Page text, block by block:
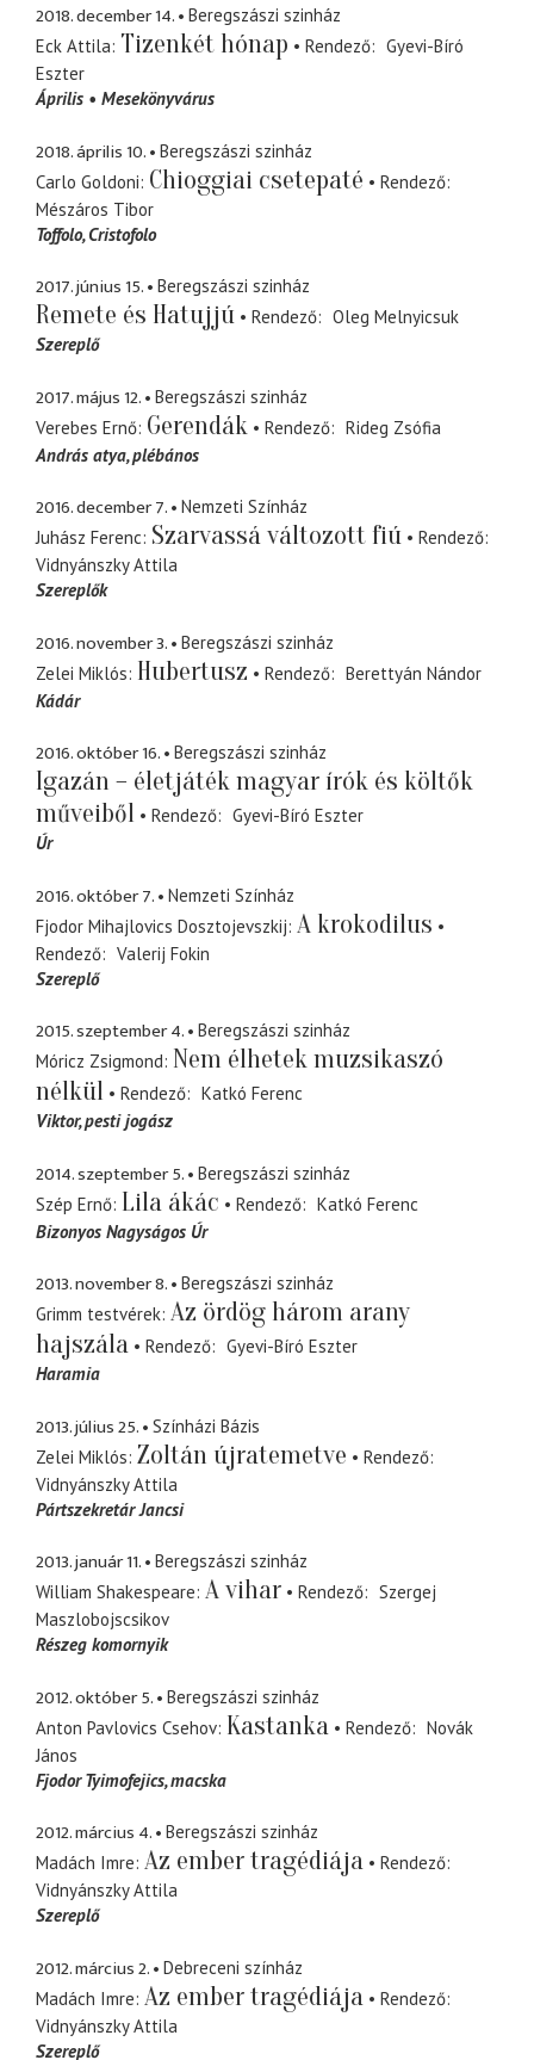
2018. december 14.
Beregszászi szinház
Eck Attila Tizenkét hónap Rendező
Gyevi-Bíró
Eszter
Április
Mesekönyvárus
2018. április 10.
Beregszászi szinház
Carlo Goldoni Chioggiai csetepaté
Rendező
Mészáros Tibor
Toffolo Cristofolo
2017. június 15. Beregszászi szinház
Remete és Hatujjú Rendező
Oleg Melnyicsuk
Szereplő
2017. május 12.
Beregszászi szinház
Verebes Ernő Gerendák Rendező
Rideg Zsófia
András atya plébános
2016. december 7.
Nemzeti Színház
Juhász Ferenc Szarvassá változott fiú
Rendező
Vidnyánszky Attila
Szereplők
2016. november 3.
Beregszászi szinház
Zelei Miklós Hubertusz Rendező
Berettyán Nándor
Kádár
2016. október 16. Beregszászi szinház
Igazán – életjáték magyar írók és költők
műveiből
Rendező
Gyevi-Bíró Eszter
Úr
2016. október 7.
Nemzeti Színház
Fjodor Mihajlovics Dosztojevszkij A krokodilus
Rendező
Valerij Fokin
Szereplő
2015. szeptember 4.
Beregszászi szinház
Móricz Zsigmond Nem élhetek muzsikaszó
nélkül
Rendező
Katkó Ferenc
Viktor pesti jogász
2014. szeptember 5.
Beregszászi szinház
Szép Ernő Lila ákác Rendező
Katkó Ferenc
Bizonyos Nagyságos Úr
2013. november 8.
Beregszászi szinház
Grimm testvérek Az ördög három arany
hajszála
Rendező
Gyevi-Bíró Eszter
Haramia
2013. július 25.
Színházi Bázis
Zelei Miklós Zoltán újratemetve
Rendező
Vidnyánszky Attila
Pártszekretár Jancsi
2013. január 11.
Beregszászi szinház
William Shakespeare A vihar Rendező
Szergej
Maszlobojscsikov
Részeg komornyik
2012. október 5.
Beregszászi szinház
Anton Pavlovics Csehov Kastanka Rendező
Novák
János
Fjodor Tyimofejics macska
2012. március 4.
Beregszászi szinház
Madách Imre Az ember tragédiája
Rendező
Vidnyánszky Attila
Szereplő
2012. március 2.
Debreceni színház
Madách Imre Az ember tragédiája
Rendező
Vidnyánszky Attila
Szereplő